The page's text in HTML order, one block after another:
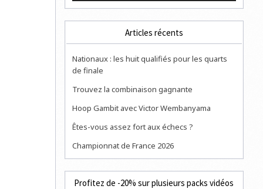
Articles récents
Nationaux : les huit qualifiés pour les quarts
de finale
Trouvez la combinaison gagnante
Hoop Gambit avec Victor Wembanyama
Êtes-vous assez fort aux échecs ?
Championnat de France 2026
Profitez de -20% sur plusieurs packs vidéos